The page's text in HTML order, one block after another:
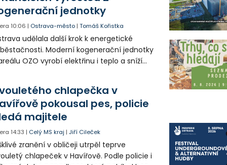
jednotky
10:06 | Ostrava-město |Tomáš Kořistka
udělala další krok k energetické
Moderní kogenerační jednotky
OZO vyrobí elektřinu i teplo a sníží
chlapečka v
pokousal pes, policie
majitele
14:33 | Celý MS kraj |Jiří Cileček
zranění v obličeji utrpěl teprve
chlapeček v Havířově. Podle policie i